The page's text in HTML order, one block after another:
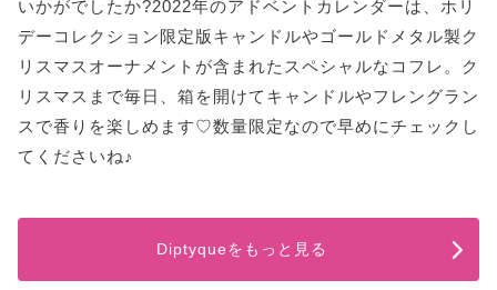
いかがでしたか?2022年のアドベントカレンダーは、ホリ
デーコレクション限定版キャンドルやゴールドメタル製ク
リスマスオーナメントが含まれたスペシャルなコフレ。ク
リスマスまで毎日、箱を開けてキャンドルやフレングラン
スで香りを楽しめます♡数量限定なので早めにチェックし
てくださいね♪
Diptyqueをもっと見る